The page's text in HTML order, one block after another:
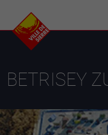
BETRISEY